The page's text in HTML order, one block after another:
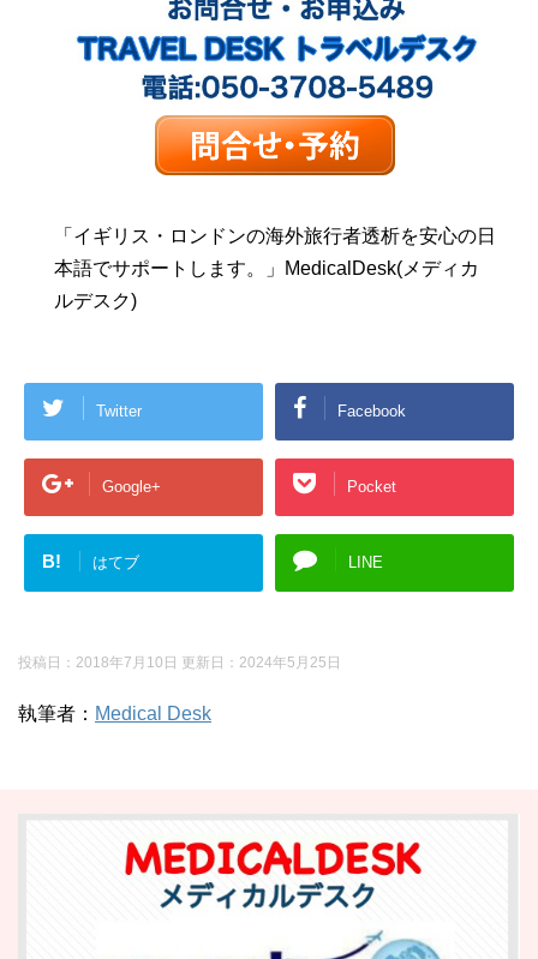
「イギリス・ロンドンの海外旅行者透析を安心の日
本語でサポートします。」MedicalDesk(メディカ
ルデスク)
Twitter Facebook
Google+ Pocket
B! はてブ LINE
投稿日：2018年7月10日 更新日： 2024年5月25日
執筆者： Medical Desk